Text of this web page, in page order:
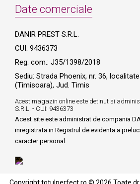
Date comerciale
DANIR PREST S.R.L.
CUI: 9436373
Reg. com.: J35/1398/2018
Sediu: Strada Phoenix, nr. 36,
(Timisoara), Jud. Timis
Acest magazin online este detinut si
S.R.L. - CUI: 9436373
Acest site este administrat de compania
inregistrata in Registrul de evidenta a
caracter personal.